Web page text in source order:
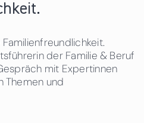
der Familie & Beruf
mit Expertinnen
Themen und